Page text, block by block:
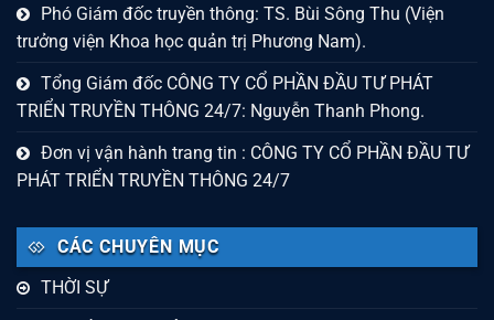
Phó Giám đốc truyền thông: TS. Bùi Sông Thu (Viện
trưởng viện Khoa học quản trị Phương Nam).
Tổng Giám đốc CÔNG TY CỔ PHẦN ĐẦU TƯ PHÁT
TRIỂN TRUYỀN THÔNG 24/7: Nguyễn Thanh Phong.
Đơn vị vận hành trang tin : CÔNG TY CỔ PHẦN ĐẦU TƯ
PHÁT TRIỂN TRUYỀN THÔNG 24/7
CÁC CHUYÊN MỤC
THỜI SỰ